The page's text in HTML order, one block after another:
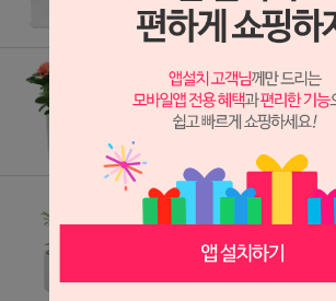
450원 적립
축하화분배달 개업
거실 집들이..
49,000원
490원 적립
테이블야자 탁상용
(BJ_08) 실내공기
정화식물 미..
540원 적립